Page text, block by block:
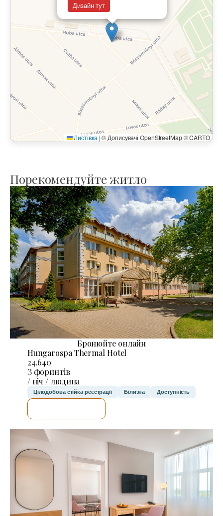
Дизайн тут
Листівка |© Дописувачі OpenStreetMap © CARTO
Порекомендуйте житло
Бронюйте онлайн
Hungarospa Thermal Hotel
24.640
З форинтів
/ ніч / людина
Цілодобова стійка реєстрації Білизна Доступність